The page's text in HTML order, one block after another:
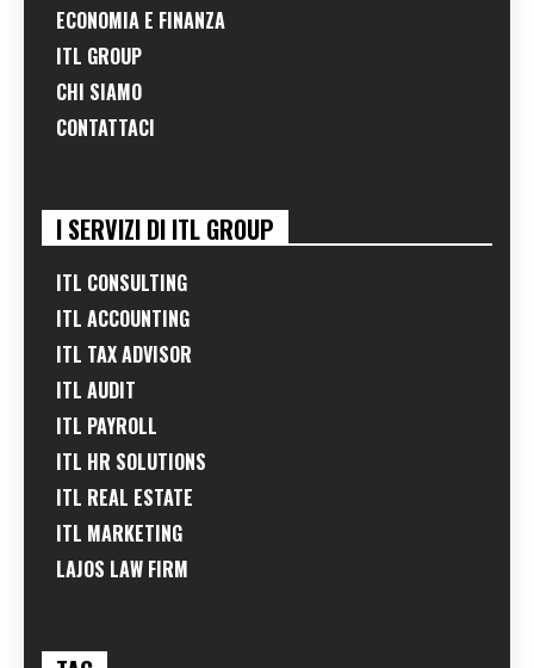
ECONOMIA E FINANZA
ITL GROUP
CHI SIAMO
CONTATTACI
I SERVIZI DI ITL GROUP
ITL CONSULTING
ITL ACCOUNTING
ITL TAX ADVISOR
ITL AUDIT
ITL PAYROLL
ITL HR SOLUTIONS
ITL REAL ESTATE
ITL MARKETING
LAJOS LAW FIRM